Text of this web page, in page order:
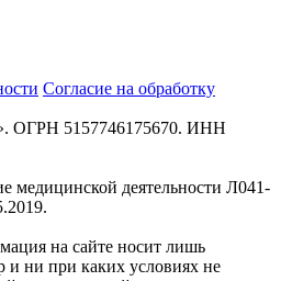
Согласие на обработку
ОГРН 5157746175670. ИНН
медицинской деятельности Л041-
на сайте носит лишь
ни при каких условиях не